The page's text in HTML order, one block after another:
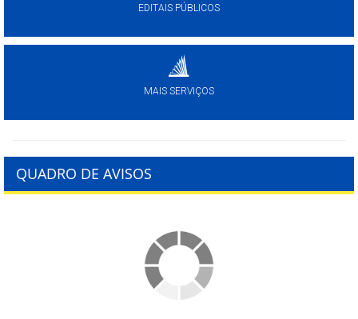
EDITAIS PÚBLICOS
MAIS SERVIÇOS
QUADRO DE AVISOS